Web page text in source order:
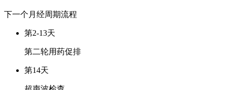
下一个月经周期流程
第2-13天
第二轮用药促排
第14天